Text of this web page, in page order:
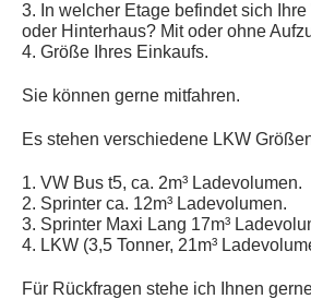
3. In welcher Etage befindet sich
oder Hinterhaus? Mit oder ohne
4. Größe Ihres Einkaufs.
Sie können gerne mitfahren.
Es stehen verschiedene LKW
1. VW Bus t5, ca. 2m³ Ladevolumen.
2. Sprinter ca. 12m³ Ladevolumen.
3. Sprinter Maxi Lang 17m³
4. LKW (3,5 Tonner, 21m³
Für Rückfragen stehe ich Ihnen